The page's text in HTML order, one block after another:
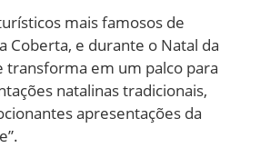
mais famosos de
Coberta, e durante o Natal da
transforma em um palco para
natalinas tradicionais,
apresentações da